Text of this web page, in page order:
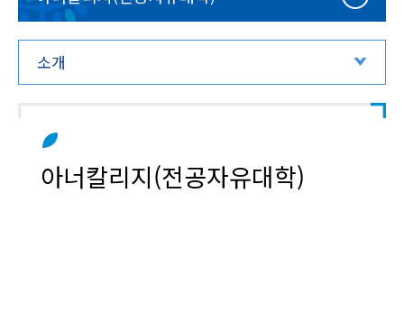
소개
아너칼리지(전공자유대학)